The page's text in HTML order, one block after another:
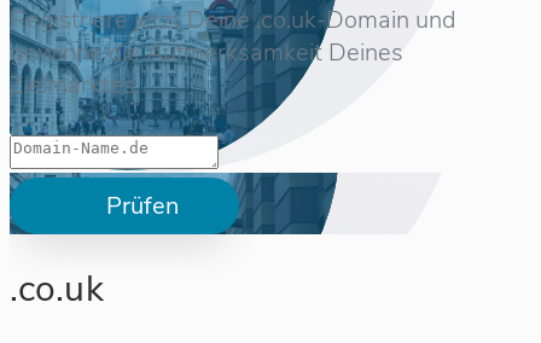
Registriere jetzt Deine .co.uk-Domain und
gewinne die Aufmerksamkeit Deines
Zielmarktes.
Prüfen
.co.uk